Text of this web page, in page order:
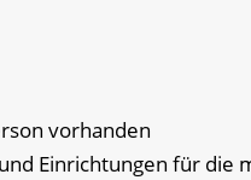
vorhanden
Einrichtungen für die